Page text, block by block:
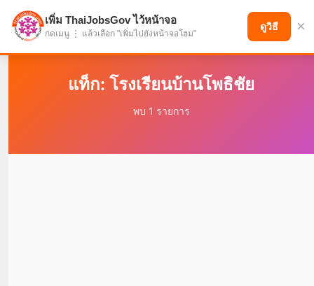
แบ่งปันโอกาส เพื่ออนาคตที่ก้าวหน้า
แท็ก: โรงเรียนบ้านโพธิชัย
พบ 1 รายการ
เพิ่ม ThaiJobsGov ไว้หน้าจอ
กดเมนู ⋮ แล้วเลือก "เพิ่มไปยังหน้าจอโฮม"
ดูวิธี ×